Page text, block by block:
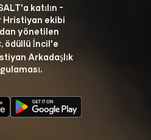
katılın -
Hristiyan ekibi
yönetilen
, ödüllü İncil'e
Arkadaşlık